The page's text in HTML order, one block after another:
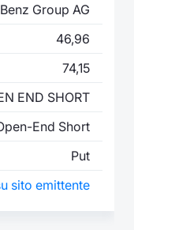
Group AG
46,96
74,15
END SHORT
End Short
Put
sito emittente